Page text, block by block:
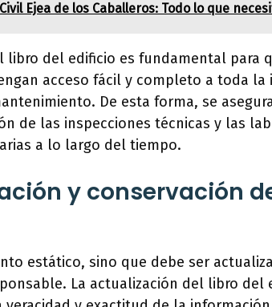
Ejea de los Caballeros: Todo lo que
del edificio es fundamental para
acceso fácil y completo a toda la
De esta forma, se
de las inspecciones técnicas y las
a lo largo del tiempo.
y conservación
estático, sino que debe ser
La actualización del libro del